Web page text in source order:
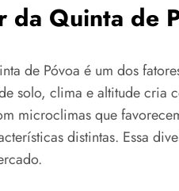
da Quinta de
de Póvoa é um dos
solo, clima e altitude cria
microclimas que
distintas. Essa